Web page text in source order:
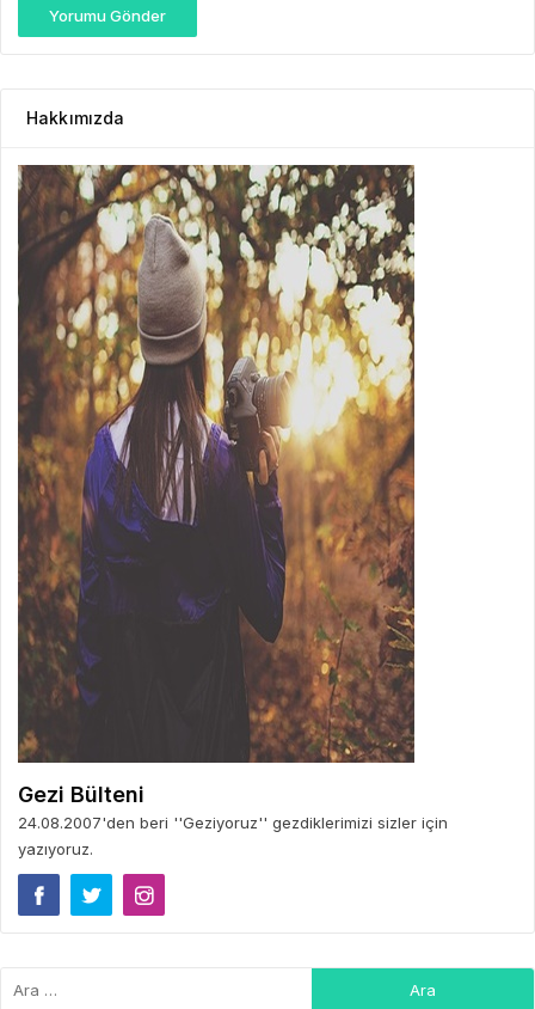
Yorumu Gönder
Hakkımızda
Gezi Bülteni
24.08.2007'den beri ''Geziyoruz'' gezdiklerimizi sizler için
yazıyoruz.